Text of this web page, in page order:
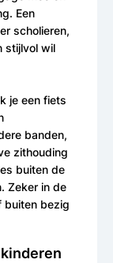
Een
scholieren,
stijlvol wil
je een fiets
banden,
zithouding
buiten de
Zeker in de
buiten bezig